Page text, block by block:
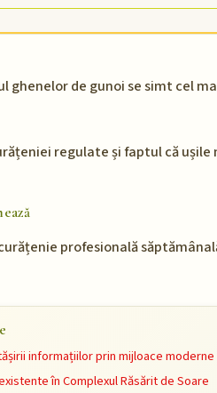
ghenelor de gunoi se simt cel
regulate și faptul că
profesională
informațiilor prin mijloace moderne
în Complexul Răsărit de Soare